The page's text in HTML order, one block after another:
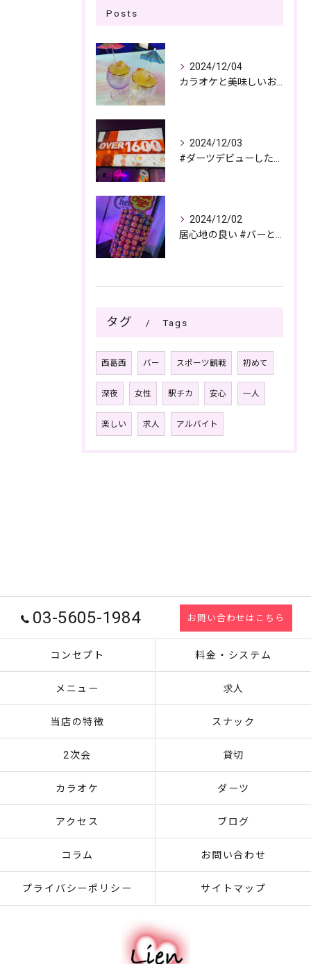
Posts
2024/12/04
2024/12/03
2024/12/02
タグ Tags
西葛西 バー スポーツ観戦 初めて
深夜 女性 駅チカ 安心 一人
楽しい 求人 アルバイト
03-5605-1984 お問い合わせはこちら
コンセプト 料金・システム
メニュー 求人
当店の特徴 スナック
2次会 貸切
カラオケ ダーツ
アクセス ブログ
コラム お問い合わせ
プライバシーポリシー サイトマップ